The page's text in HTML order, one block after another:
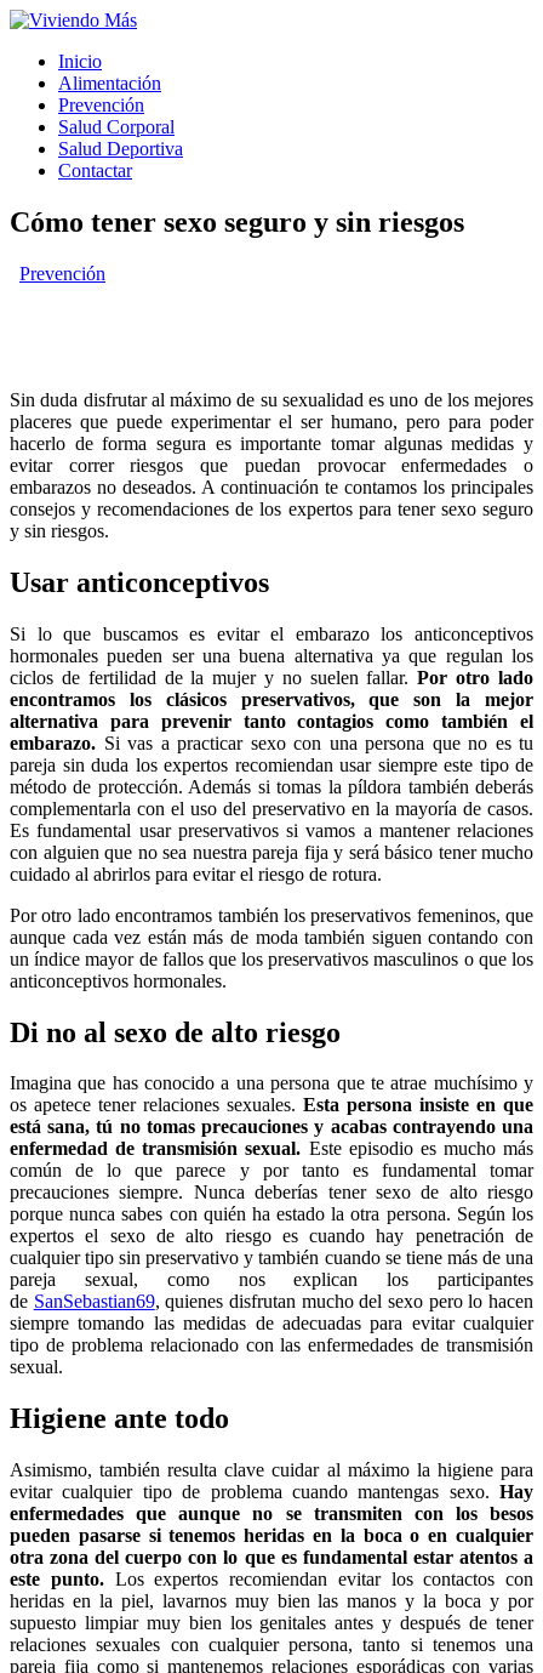
Inicio
Alimentación
Prevención
Salud Corporal
Salud Deportiva
Contactar
Cómo tener sexo seguro y sin riesgos
Prevención
Sin duda disfrutar al máximo de su sexualidad es uno de los mejores
placeres que puede experimentar el ser humano, pero para poder
hacerlo de forma segura es importante tomar algunas medidas y
evitar correr riesgos que puedan provocar enfermedades o
embarazos no deseados. A continuación te contamos los principales
consejos y recomendaciones de los expertos para tener sexo seguro
y sin riesgos.
Usar anticonceptivos
Si lo que buscamos es evitar el embarazo los anticonceptivos
hormonales pueden ser una buena alternativa ya que regulan los
ciclos de fertilidad de la mujer y no suelen fallar.Por otro lado
encontramos los clásicos preservativos, que son la mejor
alternativa para prevenir tanto contagios como también el
embarazo. Si vas a practicar sexo con una persona que no es tu
pareja sin duda los expertos recomiendan usar siempre este tipo de
método de protección. Además si tomas la píldora también deberás
complementarla con el uso del preservativo en la mayoría de casos.
Es fundamental usar preservativos si vamos a mantener relaciones
con alguien que no sea nuestra pareja fija y será básico tener mucho
cuidado al abrirlos para evitar el riesgo de rotura.
Por otro lado encontramos también los preservativos femeninos, que
aunque cada vez están más de moda también siguen contando con
un índice mayor de fallos que los preservativos masculinos o que los
anticonceptivos hormonales.
Di no al sexo de alto riesgo
Imagina que has conocido a una persona que te atrae muchísimo y
os apetece tener relaciones sexuales. Esta persona insiste en que
está sana, tú no tomas precauciones y acabas contrayendo una
enfermedad de transmisión sexual. Este episodio es mucho más
común de lo que parece y por tanto es fundamental tomar
precauciones siempre. Nunca deberías tener sexo de alto riesgo
porque nunca sabes con quién ha estado la otra persona. Según los
expertos el sexo de alto riesgo es cuando hay penetración de
cualquier tipo sin preservativo y también cuando se tiene más de una
pareja sexual, como nos explican los participantes
de SanSebastian69, quienes disfrutan mucho del sexo pero lo hacen
siempre tomando las medidas de adecuadas para evitar cualquier
tipo de problema relacionado con las enfermedades de transmisión
sexual.
Higiene ante todo
Asimismo, también resulta clave cuidar al máximo la higiene para
evitar cualquier tipo de problema cuando mantengas sexo. Hay
enfermedades que aunque no se transmiten con los besos
pueden pasarse si tenemos heridas en la boca o en cualquier
otra zona del cuerpo con lo que es fundamental estar atentos a
este punto.Los expertos recomiendan evitar los contactos con
heridas en la piel, lavarnos muy bien las manos y la boca y por
supuesto limpiar muy bien los genitales antes y después de tener
relaciones sexuales con cualquier persona, tanto si tenemos una
pareja fija como si mantenemos relaciones esporádicas con varias